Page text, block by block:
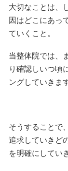
大切なことは、
因はどこにあっ
ていくこと。
当整体院では、
り確認しいつ頃
ングしていきま
そうすることで
追求していきど
を明確にしてい